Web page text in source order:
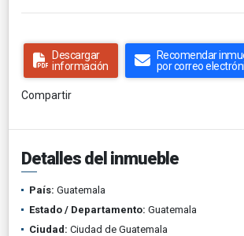
Descargar
información
Recomendar
por correo
Compartir
Detalles del inmueble
País: Guatemala
Estado / Departamento: Guatemala
Ciudad: Ciudad de Guatemala